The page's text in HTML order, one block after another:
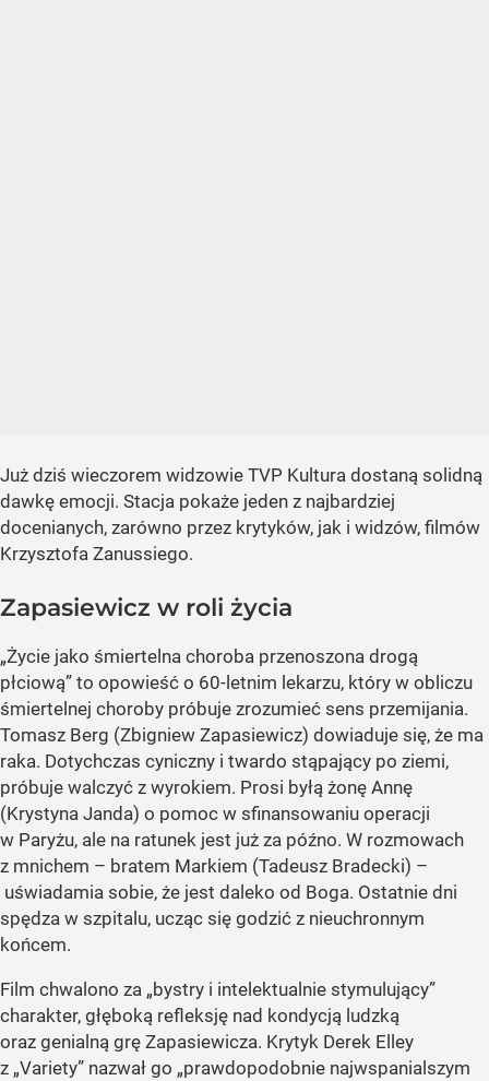
Już dziś wieczorem widzowie TVP Kultura dostaną solidną
dawkę emocji. Stacja pokaże jeden z najbardziej
docenianych, zarówno przez krytyków, jak i widzów, filmów
Krzysztofa Zanussiego.
Zapasiewicz w roli życia
„Życie jako śmiertelna choroba przenoszona drogą
płciową” to opowieść o 60-letnim lekarzu, który w obliczu
śmiertelnej choroby próbuje zrozumieć sens przemijania.
Tomasz Berg (Zbigniew Zapasiewicz) dowiaduje się, że ma
raka. Dotychczas cyniczny i twardo stąpający po ziemi,
próbuje walczyć z wyrokiem. Prosi byłą żonę Annę
(Krystyna Janda) o pomoc w sfinansowaniu operacji
w Paryżu, ale na ratunek jest już za późno. W rozmowach
z mnichem – bratem Markiem (Tadeusz Bradecki) –
uświadamia sobie, że jest daleko od Boga. Ostatnie dni
spędza w szpitalu, ucząc się godzić z nieuchronnym
końcem.
Film chwalono za „bystry i intelektualnie stymulujący”
charakter, głęboką refleksję nad kondycją ludzką
oraz genialną grę Zapasiewicza. Krytyk Derek Elley
z „Variety” nazwał go „prawdopodobnie najwspanialszym